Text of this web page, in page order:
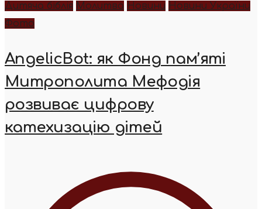
Дитяча біблія Молитва Новини Новини України
Фото
AngelicBot: як Фонд пам’яті
Митрополита Мефодія
розвиває цифрову
катехизацію дітей